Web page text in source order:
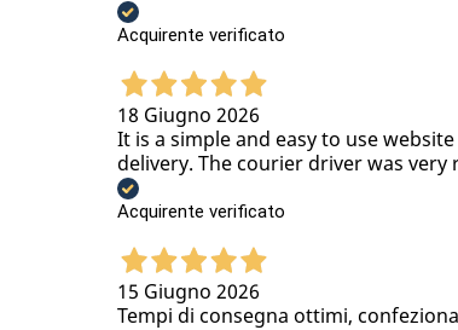
Acquirente verificato
18 Giugno 2026
It is a simple and easy to use
delivery. The courier driver was
Acquirente verificato
15 Giugno 2026
Tempi di consegna ottimi,